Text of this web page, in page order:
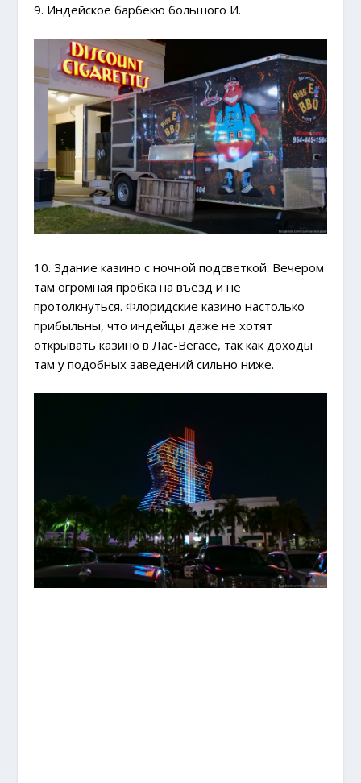
9. Индейское барбекю большого И.
10. Здание казино с ночной подсветкой. Вечером
там огромная пробка на въезд и не
протолкнуться. Флоридские казино настолько
прибыльны, что индейцы даже не хотят
открывать казино в Лас-Вегасе, так как доходы
там у подобных заведений сильно ниже.